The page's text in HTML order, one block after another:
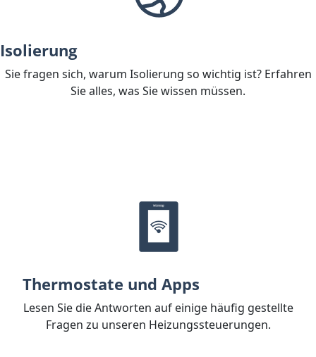
Isolierung
Sie fragen sich, warum Isolierung so wichtig ist? Erfahren
Sie alles, was Sie wissen müssen.
Thermostate und Apps
Lesen Sie die Antworten auf einige häufig gestellte
Fragen zu unseren Heizungssteuerungen.